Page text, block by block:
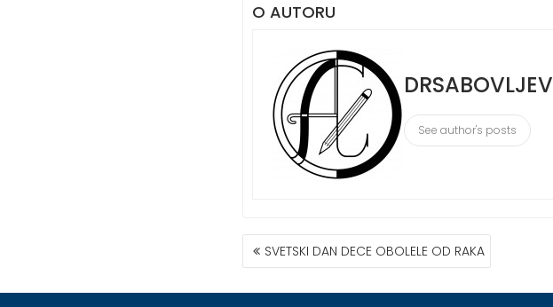
O AUTORU
DRSABOVLJEV
See author's posts
КРЕТАЊЕ
ЧЛАНКА
SVETSKI DAN DECE OBOLELE OD RAKA